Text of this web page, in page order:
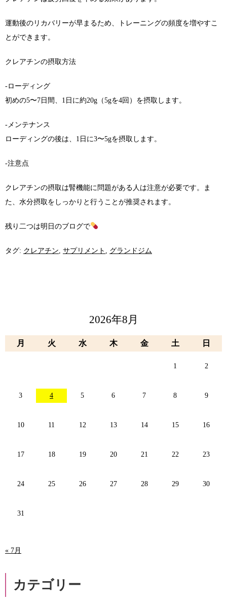
運動後のリカバリーが早まるため、トレーニングの頻度を増やすこ
とができます。
クレアチンの摂取方法
-ローディング
初めの5〜7日間、1日に約20g（5gを4回）を摂取します。
-メンテナンス
ローディングの後は、1日に3〜5gを摂取します。
-注意点
クレアチンの摂取は腎機能に問題がある人は注意が必要です。ま
た、水分摂取をしっかりと行うことが推奨されます。
残り二つは明日のブログで
タグ: クレアチン サプリメント グランドジム
2026年8月
月 火 水 木 金 土 日
1 2
3 4 5 6 7 8 9
10 11 12 13 14 15 16
17 18 19 20 21 22 23
24 25 26 27 28 29 30
31
« 7月
カテゴリー